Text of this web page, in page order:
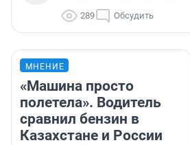
289 Обсудить
МНЕНИЕ
«Машина просто
полетела». Водитель
сравнил бензин в
Казахстане и России